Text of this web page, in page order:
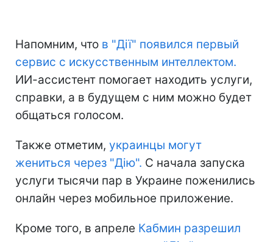
Напомним, что в "Дії" появился первый
сервис с искусственным интеллектом.
ИИ-ассистент помогает находить услуги,
справки, а в будущем с ним можно будет
общаться голосом.
Также отметим, украинцы могут
жениться через "Дію". С начала запуска
услуги тысячи пар в Украине поженились
онлайн через мобильное приложение.
Кроме того, в апреле Кабмин разрешил